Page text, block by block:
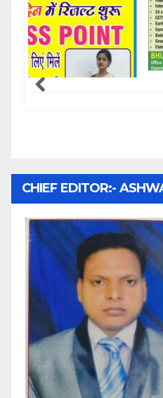
Samachar Express
CHIEF EDITOR:-